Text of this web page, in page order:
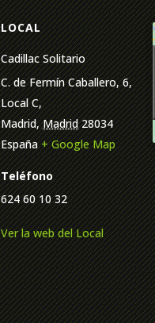
LOCAL
Cadillac Solitario
C. de Fermín Caballero, 6,
Local C,
Madrid, Madrid 28034
España + Google Map
Teléfono
624 60 10 32
Ver la web del Local